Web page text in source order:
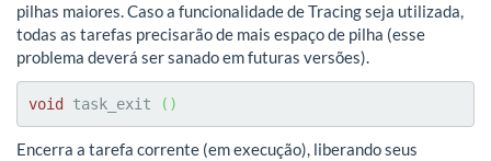
pilhas maiores. Caso a funcionalidade de Tracing seja utilizada,
todas as tarefas precisarão de mais espaço de pilha (esse
problema deverá ser sanado em futuras versões).
void task_exit ( )
Encerra a tarefa corrente (em execução), liberando seus